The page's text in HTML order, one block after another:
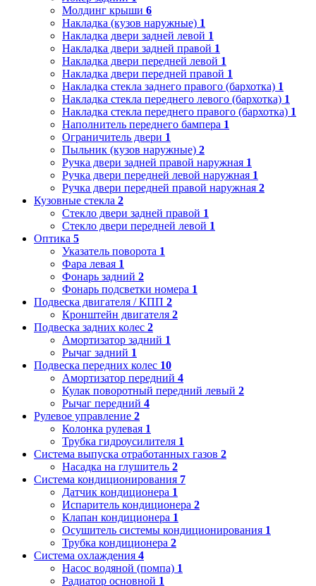
Молдинг крыши 6
Накладка (кузов наружные) 1
Накладка двери задней левой 1
Накладка двери задней правой 1
Накладка двери передней левой 1
Накладка двери передней правой 1
Накладка стекла заднего правого (бархотка) 1
Накладка стекла переднего левого (бархотка) 1
Накладка стекла переднего правого (бархотка) 1
Наполнитель переднего бампера 1
Ограничитель двери 1
Пыльник (кузов наружные) 2
Ручка двери задней правой наружная 1
Ручка двери передней левой наружная 1
Ручка двери передней правой наружная 2
Кузовные стекла 2
Стекло двери задней правой 1
Стекло двери передней левой 1
Оптика 5
Указатель поворота 1
Фара левая 1
Фонарь задний 2
Фонарь подсветки номера 1
Подвеска двигателя / КПП 2
Кронштейн двигателя 2
Подвеска задних колес 2
Амортизатор задний 1
Рычаг задний 1
Подвеска передних колес 10
Амортизатор передний 4
Кулак поворотный передний левый 2
Рычаг передний 4
Рулевое управление 2
Колонка рулевая 1
Трубка гидроусилителя 1
Система выпуска отработанных газов 2
Насадка на глушитель 2
Система кондиционирования 7
Датчик кондиционера 1
Испаритель кондиционера 2
Клапан кондиционера 1
Осушитель системы кондиционирования 1
Трубка кондиционера 2
Система охлаждения 4
Насос водяной (помпа) 1
Радиатор основной 1